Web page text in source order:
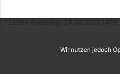
Wir nutzen jedoch